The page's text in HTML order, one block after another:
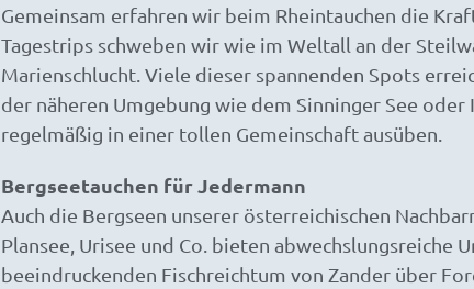
Gemeinsam erfahren wir beim Rheintauchen die
Tagestrips schweben wir wie im Weltall an der
Marienschlucht. Viele dieser spannenden Spots
der näheren Umgebung wie dem Sinninger See
regelmäßig in einer tollen Gemeinschaft ausüben.
Bergseetauchen für Jedermann
Auch die Bergseen unserer österreichischen
Plansee, Urisee und Co. bieten abwechslungsreiche
beeindruckenden Fischreichtum von Zander über